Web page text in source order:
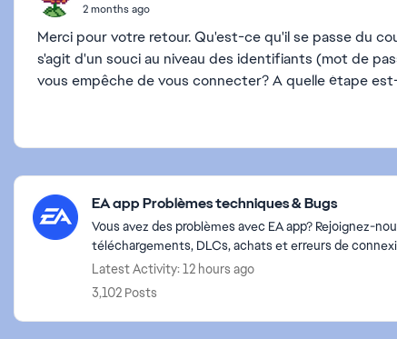
2 months ago
Merci pour votre retour. Qu'est-ce qu'il se passe du
s'agit d'un souci au niveau des identifiants (mot de
vous empêche de vous connecter? A quelle étape
Featured Places
EA app Problèmes techniques & Bugs
Vous avez des problèmes avec EA app? Rejoignez-
téléchargements, DLCs, achats et erreurs de
Latest Activity: 12 hours ago
3,102 Posts